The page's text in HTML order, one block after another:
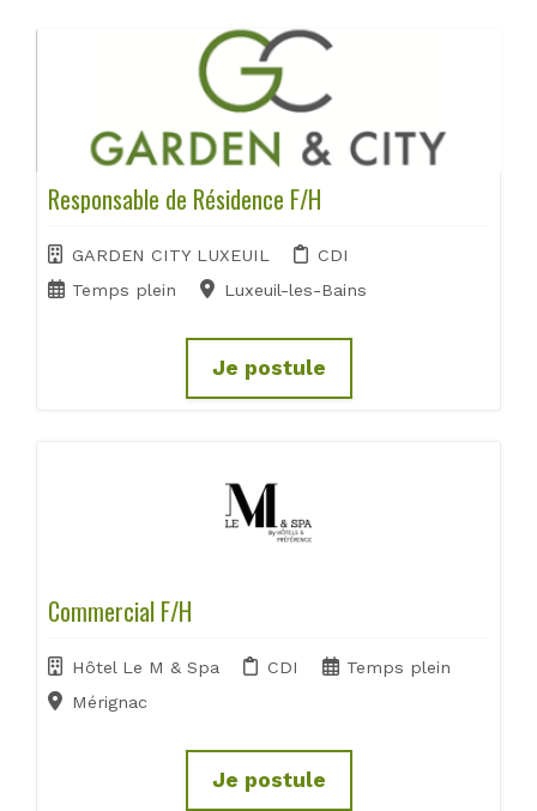
Responsable de Résidence F/H
GARDEN CITY LUXEUIL
CDI
Temps plein
Luxeuil-les-Bains
Je postule
Commercial F/H
Hôtel Le M & Spa CDI
Temps plein
Mérignac
Je postule